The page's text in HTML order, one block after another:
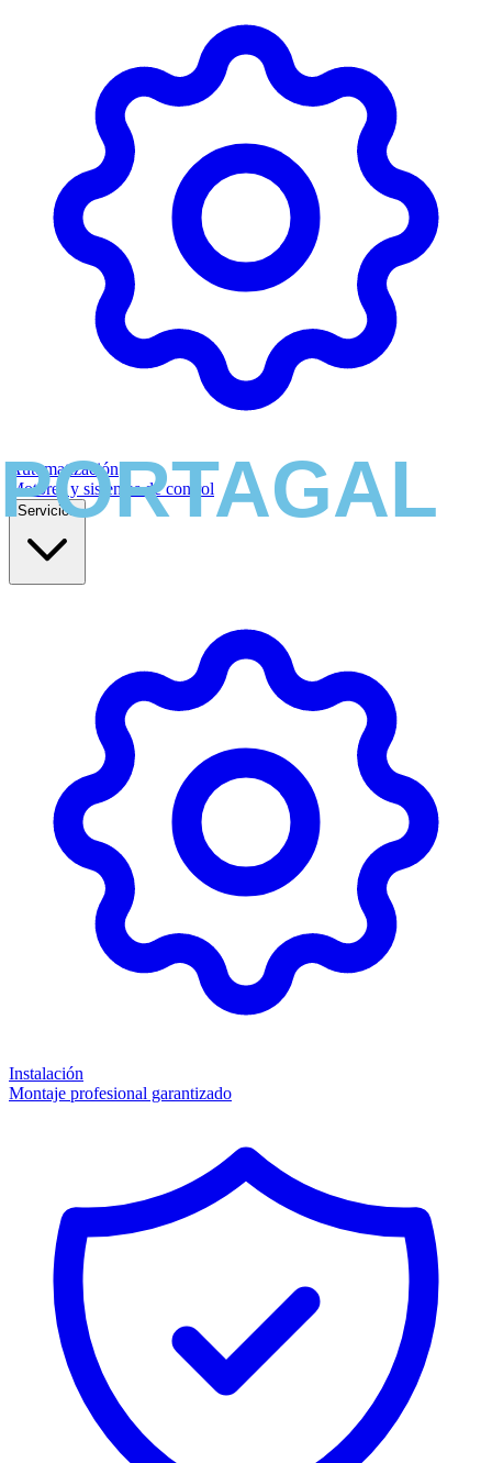
Automatización
Motores y sistemas de control
Servicios
Instalación
Montaje profesional garantizado